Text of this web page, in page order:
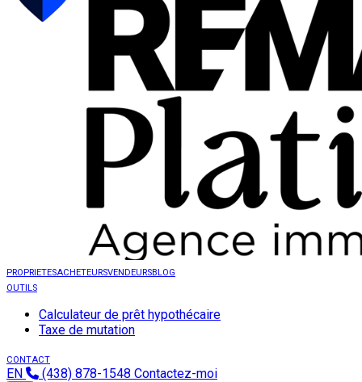
PROPRIETESACHETEURSVENDEURSBLOG
OUTILS
Calculateur de prêt hypothécaire
Taxe de mutation
CONTACT
EN (438) 878-1548 Contactez-moi